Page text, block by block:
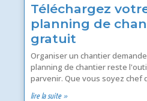
Téléchargez
planning de
gratuit
Organiser un chantier
planning de chantier reste
parvenir. Que vous soyez chef
lire la suite »